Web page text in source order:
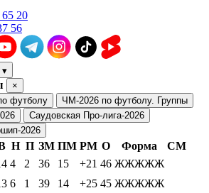
20
56
▾
×
футболу
ЧМ-2026 по футболу. Группы
Саудовская Про-лига-2026
2026
Н П ЗМ ПМ РМ О Форма
СМ
4 2 36 15 +21 46 ЖЖЖЖЖ
6 1 39 14 +25 45 ЖЖЖЖЖ